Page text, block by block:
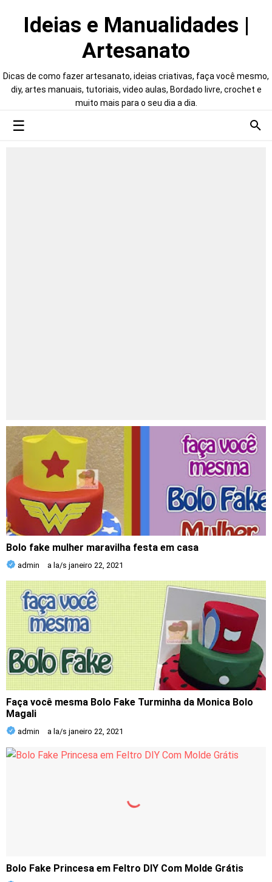
Ideias e Manualidades |
Artesanato
Dicas de como fazer artesanato, ideias criativas, faça você mesmo,
diy, artes manuais, tutoriais, video aulas, Bordado livre, crochet e
muito mais para o seu dia a dia.
Bolo fake mulher maravilha festa em casa
admin a la/s janeiro 22, 2021
Faça você mesma Bolo Fake Turminha da Monica Bolo
Magali
admin a la/s janeiro 22, 2021
Bolo Fake Princesa em Feltro DIY Com Molde Grátis